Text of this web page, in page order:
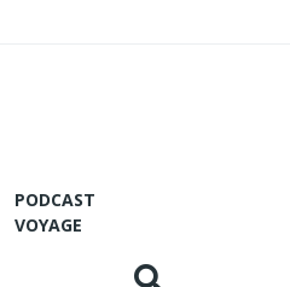
PODCAST
VOYAGE